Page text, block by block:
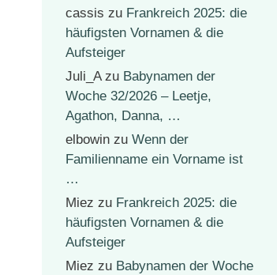
cassis zu Frankreich 2025: die
häufigsten Vornamen & die
Aufsteiger
Juli_Azu Babynamen der
Woche 32/2026 – Leetje,
Agathon, Danna, …
elbowin zu Wenn der
Familienname ein Vorname ist
…
Miez zu Frankreich 2025: die
häufigsten Vornamen & die
Aufsteiger
Miez zu Babynamen der Woche